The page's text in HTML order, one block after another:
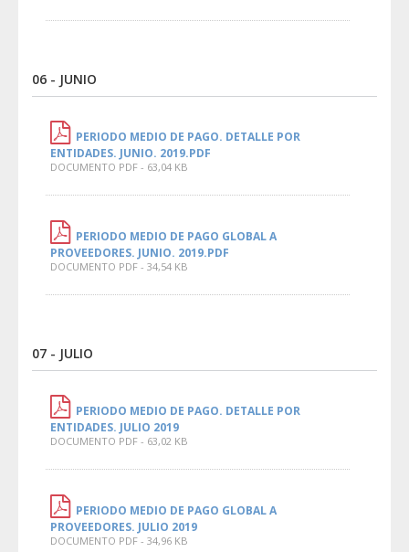
06 - JUNIO
PERIODO MEDIO DE PAGO. DETALLE POR
ENTIDADES. JUNIO. 2019.PDF
DOCUMENTO PDF - 63,04 KB
PERIODO MEDIO DE PAGO GLOBAL A
PROVEEDORES. JUNIO. 2019.PDF
DOCUMENTO PDF - 34,54 KB
07 - JULIO
PERIODO MEDIO DE PAGO. DETALLE POR
ENTIDADES. JULIO 2019
DOCUMENTO PDF - 63,02 KB
PERIODO MEDIO DE PAGO GLOBAL A
PROVEEDORES. JULIO 2019
DOCUMENTO PDF - 34,96 KB